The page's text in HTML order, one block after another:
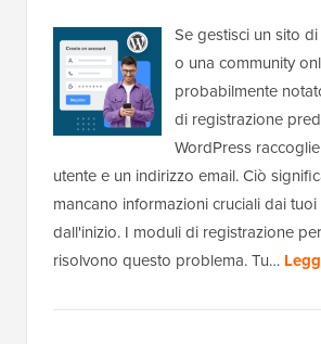
Se gestisci un sito
o una community
probabilmente
di registrazione
WordPress
utente e un indirizzo email. Ciò
mancano informazioni cruciali dai
dall'inizio. I moduli di registrazione
risolvono questo problema. Tu…